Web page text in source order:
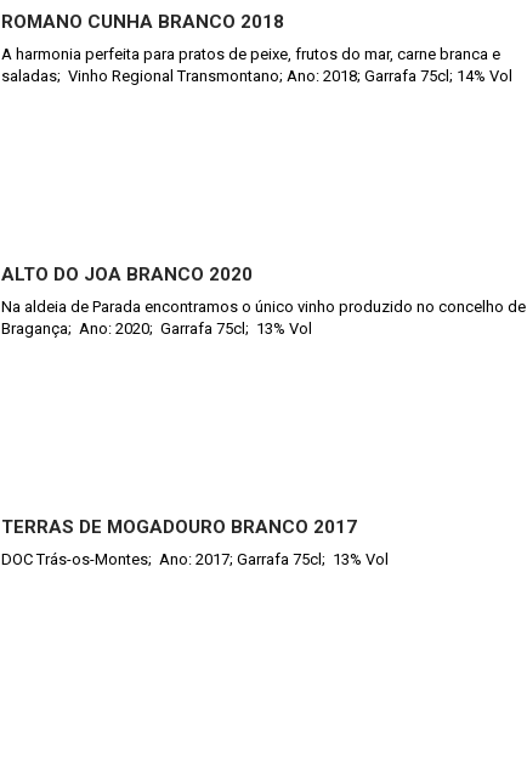
ROMANO CUNHA BRANCO 2018
A harmonia perfeita para pratos de peixe, frutos do mar, carne branca e
saladas; Vinho Regional Transmontano; Ano: 2018; Garrafa 75cl; 14% Vol
ALTO DO JOA BRANCO 2020
Na aldeia de Parada encontramos o único vinho produzido no concelho de
Bragança; Ano: 2020; Garrafa 75cl; 13% Vol
TERRAS DE MOGADOURO BRANCO 2017
DOC Trás-os-Montes; Ano: 2017; Garrafa 75cl; 13% Vol